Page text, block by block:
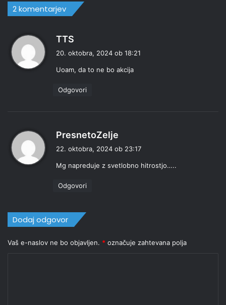
2 komentarjev
TTS
v
20. oktobra, 2024 ob 18:21
Uoam, da to ne bo akcija
Odgovori
PresnetoZelje
v
22. oktobra, 2024 ob 23:17
Mg napreduje z svetlobno hitrostjo…..
Odgovori
Dodaj odgovor
Vaš e-naslov ne bo objavljen. * označuje zahtevana polja